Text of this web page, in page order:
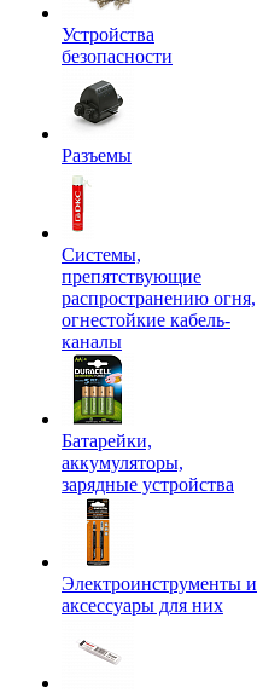
Устройства
безопасности
Разъемы
Системы,
препятствующие
распространению огня,
огнестойкие кабель-
каналы
Батарейки,
аккумуляторы,
зарядные устройства
Электроинструменты и
аксессуары для них